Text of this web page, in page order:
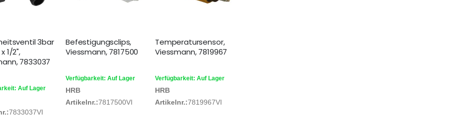
3bar
1/2",
7833037
Auf Lager
7833037VI
Befestigungsclips,
Viessmann, 7817500
Verfügbarkeit: Auf Lager
HRB
Artikelnr.:7817500VI
Temperatursensor,
Viessmann, 7819967
Verfügbarkeit: Auf Lager
HRB
Artikelnr.:7819967VI